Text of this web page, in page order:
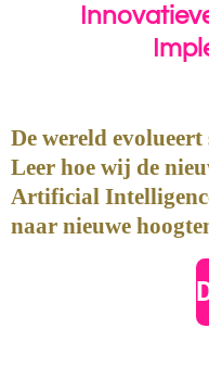
De wereld evolueert
Leer hoe wij de
Artificial
naar nieuwe